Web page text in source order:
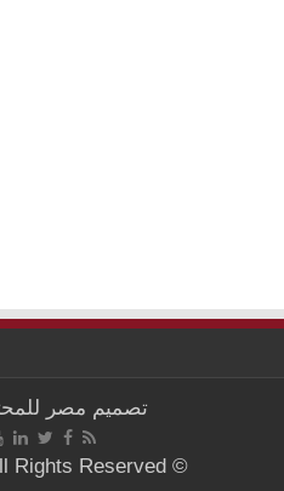
تصميم مصر
© Copyright 2026, All Rights Reserved